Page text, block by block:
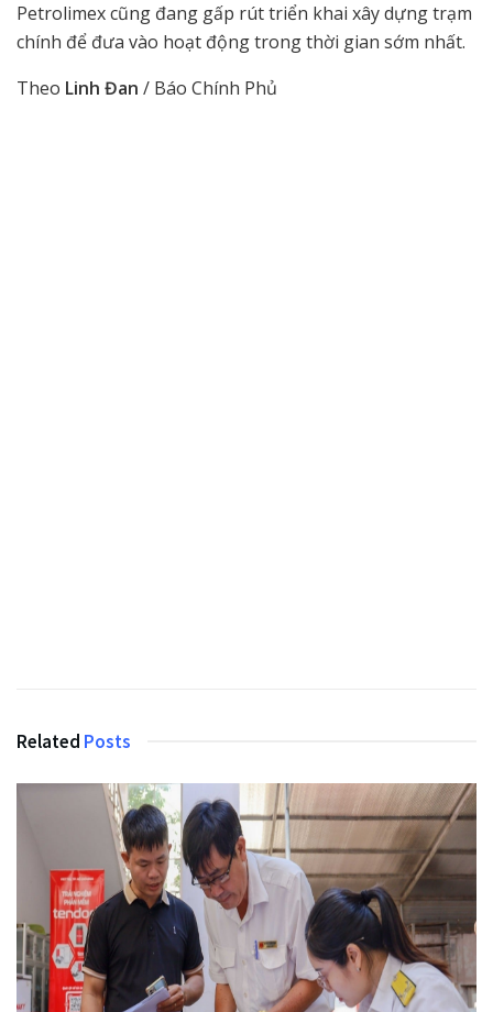
Petrolimex cũng đang gấp rút triển khai xây dựng trạm
chính để đưa vào hoạt động trong thời gian sớm nhất.
Theo Linh Đan / Báo Chính Phủ
Related Posts